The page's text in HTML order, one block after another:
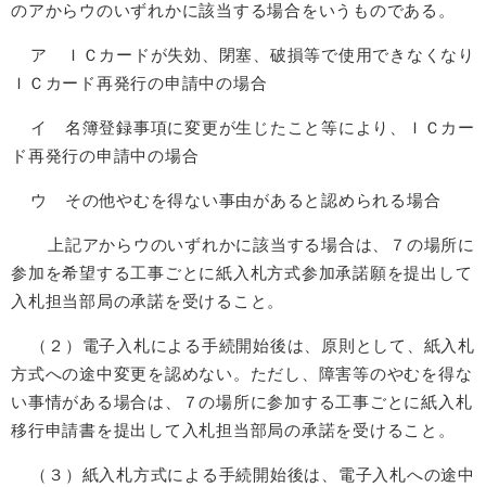
のアからウのいずれかに該当する場合をいうものである。
ア ＩＣカードが失効、閉塞、破損等で使用できなくなり
ＩＣカード再発行の申請中の場合
イ 名簿登録事項に変更が生じたこと等により、ＩＣカー
ド再発行の申請中の場合
ウ その他やむを得ない事由があると認められる場合
上記アからウのいずれかに該当する場合は、７の場所に
参加を希望する工事ごとに紙入札方式参加承諾願を提出して
入札担当部局の承諾を受けること。
（２）電子入札による手続開始後は、原則として、紙入札
方式への途中変更を認めない。ただし、障害等のやむを得な
い事情がある場合は、７の場所に参加する工事ごとに紙入札
移行申請書を提出して入札担当部局の承諾を受けること。
（３）紙入札方式による手続開始後は、電子入札への途中